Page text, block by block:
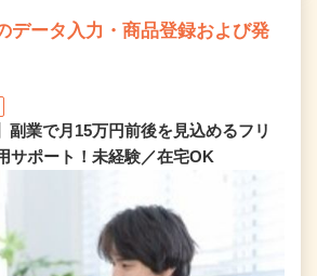
データ入力・商品登録および発
副業で月15万円前後を見込めるフリ
サポート！未経験／在宅OK